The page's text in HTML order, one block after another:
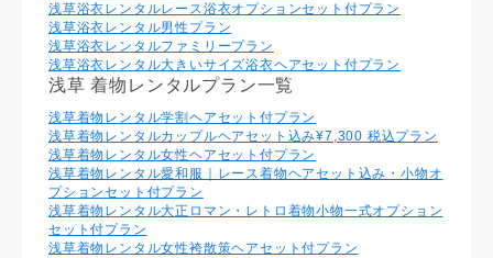
浅草浴衣レンタルレース浴衣オプションセット付プラン
浅草浴衣レンタル男性プラン
浅草浴衣レンタルファミリープラン
浅草浴衣レンタル大きいサイズ浴衣ヘアセット付プラン
浅草 着物レンタルプラン一覧
浅草着物レンタル学割ヘアセット付プラン
浅草着物レンタルカップルヘアセット込み¥7,300 税込プラン
浅草着物レンタル⼥性ヘアセット付プラン
浅草着物レンタル愛和服｜レース着物ヘアセット込み・小物オ
プションセット付プラン
浅草着物レンタル大正ロマン・レトロ着物小物一式オプション
セット付プラン
浅草着物レンタル女性袴散策ヘアセット付プラン